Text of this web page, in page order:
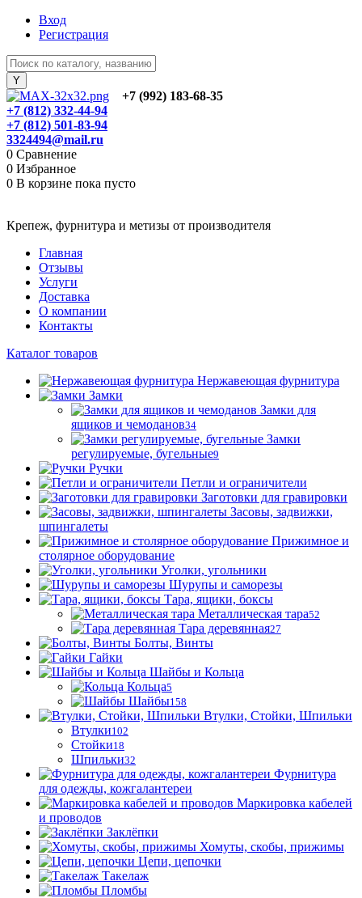
Вход
Регистрация
+7 (992) 183-68-35
+7 (812) 332-44-94
+7 (812) 501-83-94
3324494@mail.ru
0 Сравнение
0 Избранное
0 В корзине пока пусто
Крепеж, фурнитура и метизы от производителя
Главная
Отзывы
Услуги
Доставка
О компании
Контакты
Каталог товаров
Нержавеющая фурнитура
Замки
Замки для
ящиков и чемоданов34
Замки
регулируемые, бугельные9
Ручки
Петли и ограничители
Заготовки для гравировки
Засовы, задвижки,
шпингалеты
Прижимное и
столярное оборудование
Уголки, угольники
Шурупы и саморезы
Тара, ящики, боксы
Металлическая тара52
Тара деревянная27
Болты, Винты
Гайки
Шайбы и Кольца
Кольца5
Шайбы158
Втулки, Стойки, Шпильки
Втулки102
Стойки18
Шпильки32
Фурнитура
для одежды, кожгалантереи
Маркировка кабелей
и проводов
Заклёпки
Хомуты, скобы, прижимы
Цепи, цепочки
Такелаж
Пломбы